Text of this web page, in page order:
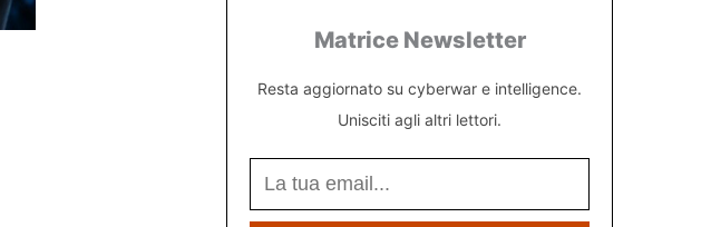
Matrice Newsletter
Resta aggiornato su cyberwar e intelligence.
Unisciti agli altri lettori.